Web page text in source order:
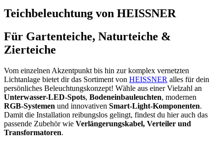
Teichbeleuchtung von HEISSNER
Für Gartenteiche, Naturteiche &
Zierteiche
Vom einzelnen Akzentpunkt bis hin zur komplex vernetzten
Lichtanlage bietet dir das Sortiment von HEISSNER alles für dein
persönliches Beleuchtungskonzept! Wähle aus einer Vielzahl an
Unterwasser-LED-Spots, Bodeneinbauleuchten, modernen
RGB-Systemen und innovativen Smart-Light-Komponenten.
Damit die Installation reibungslos gelingt, findest du hier auch das
passende Zubehör wie Verlängerungskabel, Verteiler und
Transformatoren.